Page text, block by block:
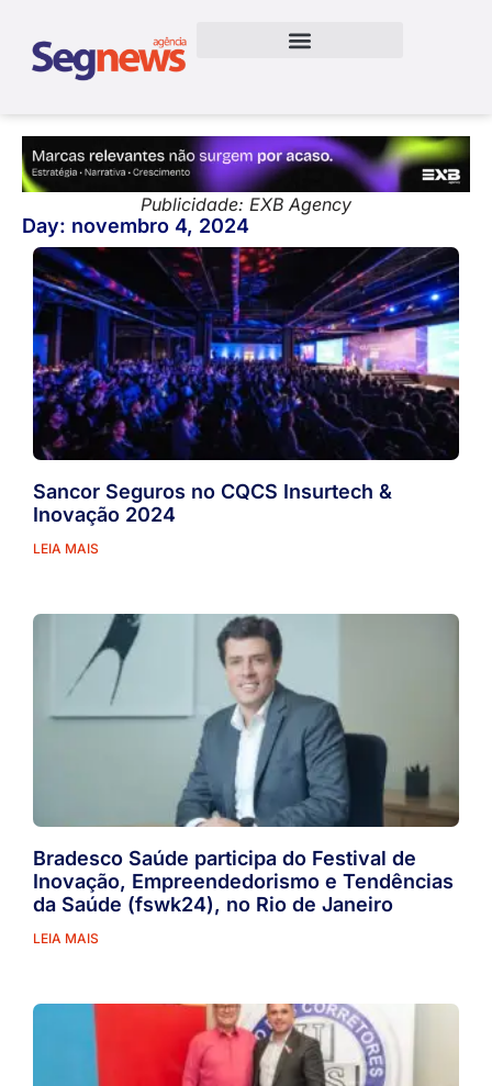
Publicidade: EXB Agency
Day: novembro 4, 2024
Sancor Seguros no CQCS Insurtech &
Inovação 2024
LEIA MAIS
Bradesco Saúde participa do Festival de
Inovação, Empreendedorismo e Tendências
da Saúde (fswk24), no Rio de Janeiro
LEIA MAIS